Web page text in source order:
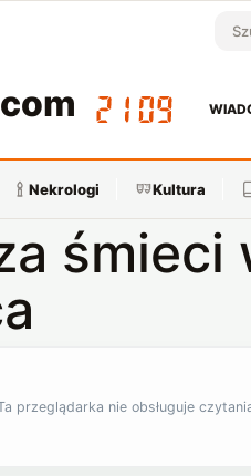
21:09
Nekrologi Kultura
śmieci
przeglądarka nie obsługuje